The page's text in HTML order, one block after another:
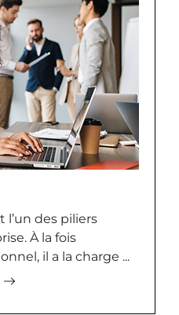
l’un des piliers
À la fois
il a la charge ...